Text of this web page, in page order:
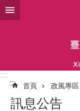
跳到主要內容區塊
:::
:::
首頁 政風專區
訊息公告